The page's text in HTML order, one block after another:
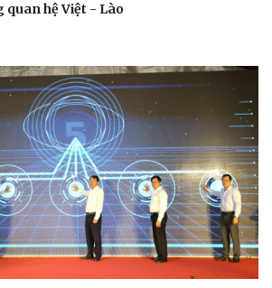
hệ Việt - Lào